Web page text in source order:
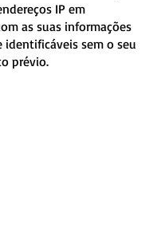
IP em
as suas informações
identificáveis sem o seu
prévio.